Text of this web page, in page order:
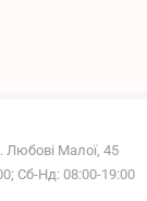
Любові Малої, 45
Сб-Нд: 08:00-19:00